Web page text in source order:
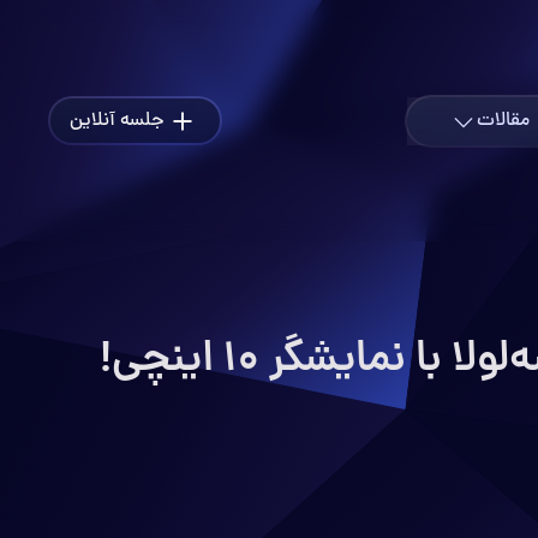
محصول و سفارش پروژه
مقالات
هوش مصنوعی
اخبار
جلسه آنلاین